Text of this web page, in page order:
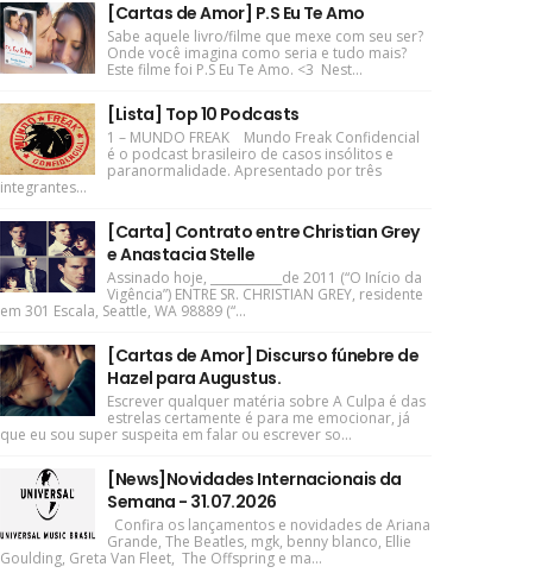
[Cartas de Amor] P.S Eu Te Amo
Sabe aquele livro/filme que mexe com seu ser?
Onde você imagina como seria e tudo mais?
Este filme foi P.S Eu Te Amo. <3 Nest...
[Lista] Top 10 Podcasts
1 – MUNDO FREAK Mundo Freak Confidencial
é o podcast brasileiro de casos insólitos e
paranormalidade. Apresentado por três
integrantes...
[Carta] Contrato entre Christian Grey
e Anastacia Stelle
Assinado hoje, ____________de 2011 (“O Início da
Vigência”) ENTRE SR. CHRISTIAN GREY, residente
em 301 Escala, Seattle, WA 98889 (“...
[Cartas de Amor] Discurso fúnebre de
Hazel para Augustus.
Escrever qualquer matéria sobre A Culpa é das
estrelas certamente é para me emocionar, já
que eu sou super suspeita em falar ou escrever so...
[News]Novidades Internacionais da
Semana - 31.07.2026
Confira os lançamentos e novidades de Ariana
Grande, The Beatles, mgk, benny blanco, Ellie
Goulding, Greta Van Fleet, The Offspring e ma...